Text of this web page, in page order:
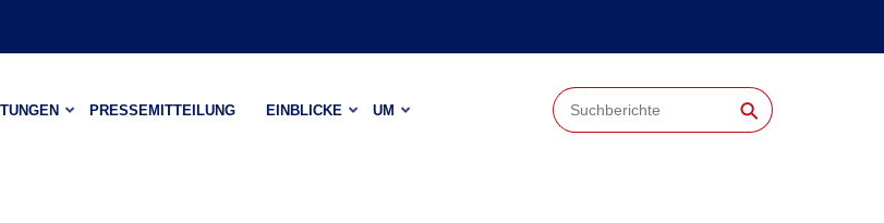
PRESSEMITTEILUNG EINBLICKE UM ⚲